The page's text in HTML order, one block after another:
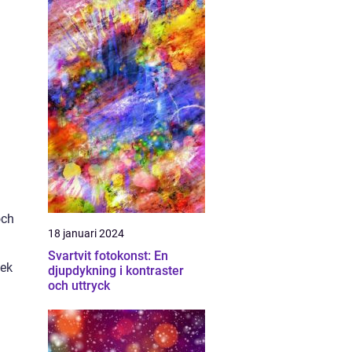
18 januari 2024
Svartvit fotokonst: En
djupdykning i kontraster
och uttryck